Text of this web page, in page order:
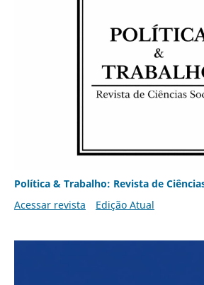
Política & Trabalho: Revista de
Acessar revista
Edição Atual